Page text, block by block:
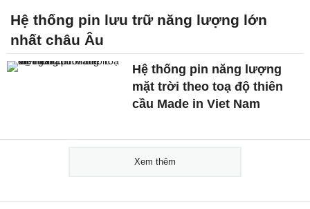
Hệ thống pin lưu trữ năng lượng lớn
nhất châu Âu
Hệ thống pin năng lượng
mặt trời theo toạ độ thiên
cầu Made in Viet Nam
Xem thêm